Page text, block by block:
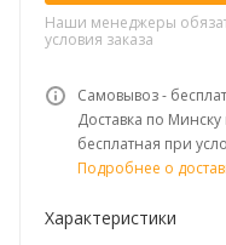
Наши менеджеры
условия заказа
Самовывоз -
Доставка по
бесплатная при
Подробнее о
Характеристики